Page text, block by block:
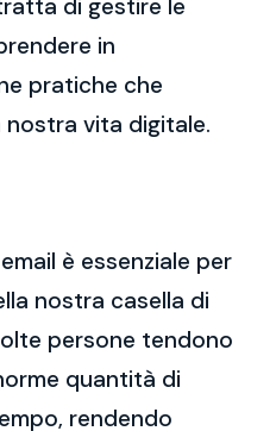
di gestire le
in
pratiche che
vita digitale.
è essenziale per
nostra casella di
persone tendono
quantità di
rendendo